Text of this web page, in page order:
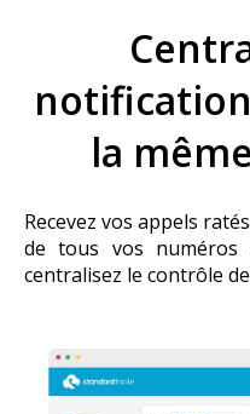
la
Recevez vos appels
de tous vos
centralisez le contrôle